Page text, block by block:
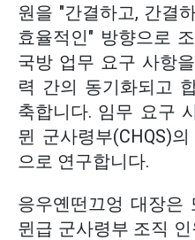
원을 "간결하고, 간결
효율적인" 방향으로
국방 업무 요구 사항
력 간의 동기화되고
축합니다. 임무 요구
뮌 군사령부(CHQS)
으로 연구합니다.
응우옌떤끄엉 대장
뮌급 군사령부 조직